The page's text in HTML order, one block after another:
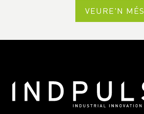
VEURE'N MÉS